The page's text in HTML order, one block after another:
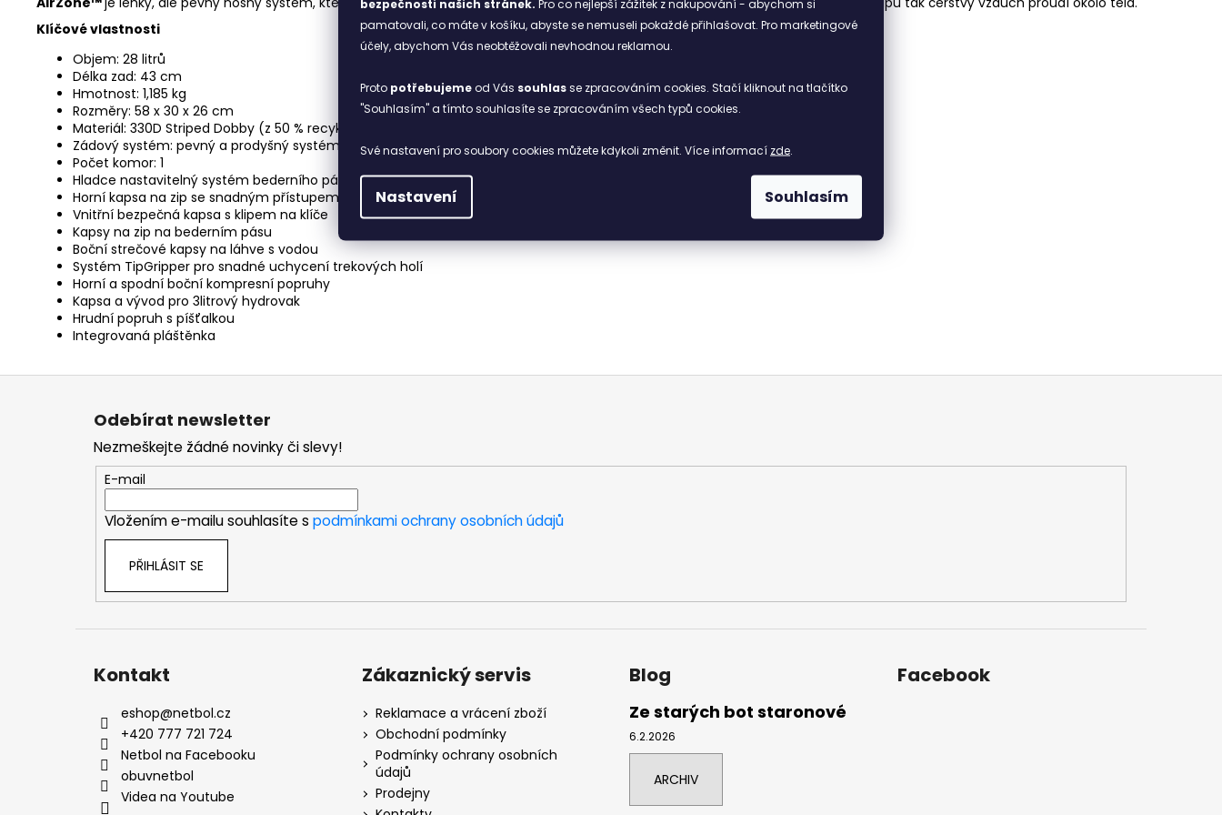
bezpečnosti našich stránek. Pro co nejlepší zážitek z nakupování - abychom si
pamatovali, co máte v košíku, abyste se nemuseli pokaždé přihlašovat. Pro marketingové
účely, abychom Vás neobtěžovali nevhodnou reklamou.
Proto potřebujemeod Vás souhlasse zpracováním cookies. Stačí kliknout na tlačítko
"Souhlasím" a tímto souhlasíte se zpracováním všech typů cookies.
Své nastavení pro soubory cookies můžete kdykoli změnit. Více informací zde.
Nastavení Souhlasím
Klíčové vlastnosti
Objem: 28 litrů
Délka zad: 43 cm
Hmotnost: 1,185 kg
Rozměry: 58 x 30 x 26 cm
Materiál: 330D Striped Dobby (z 50 % recyklovaný)
Zádový systém: pevný a prodyšný systém AirZone™
Počet komor: 1
Hladce nastavitelný systém bederního pásu tahem dopředu
Horní kapsa na zip se snadným přístupem
Vnitřní bezpečná kapsa s klipem na klíče
Kapsy na zip na bederním pásu
Boční strečové kapsy na láhve s vodou
Systém TipGripper pro snadné uchycení trekových holí
Horní a spodní boční kompresní popruhy
Kapsa a vývod pro 3litrový hydrovak
Hrudní popruh s píšťalkou
Integrovaná pláštěnka
Z
Odebírat newsletter
Nezmeškejte žádné novinky či slevy!
E-mail
Vložením e-mailu souhlasíte s podmínkami ochrany osobních údajů
PŘIHLÁSIT SE
Kontakt
eshop@netbol.cz
+420 777 721 724
Netbol na Facebooku
obuvnetbol
Videa na Youtube
Zákaznický servis
Reklamace a vrácení zboží
Obchodní podmínky
Podmínky ochrany osobních
údajů
Prodejny
Blog
Ze starých bot staronové
6.2.2026
ARCHIV
Facebook